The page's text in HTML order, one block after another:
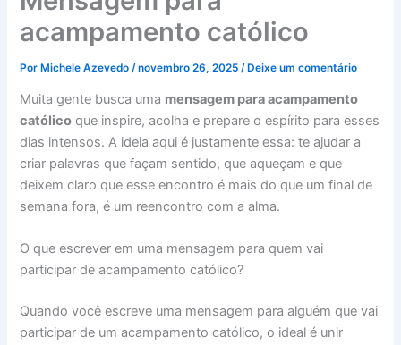
acampamento católico
PorMichele Azevedo /novembro 26, 2025 /Deixe um comentário
Muita gente busca uma mensagem para acampamento
católico que inspire, acolha e prepare o espírito para esses
dias intensos. A ideia aqui é justamente essa: te ajudar a
criar palavras que façam sentido, que aqueçam e que
deixem claro que esse encontro é mais do que um final de
semana fora, é um reencontro com a alma.
O que escrever em uma mensagem para quem vai
participar de acampamento católico?
Quando você escreve uma mensagem para alguém que vai
participar de um acampamento católico, o ideal é unir